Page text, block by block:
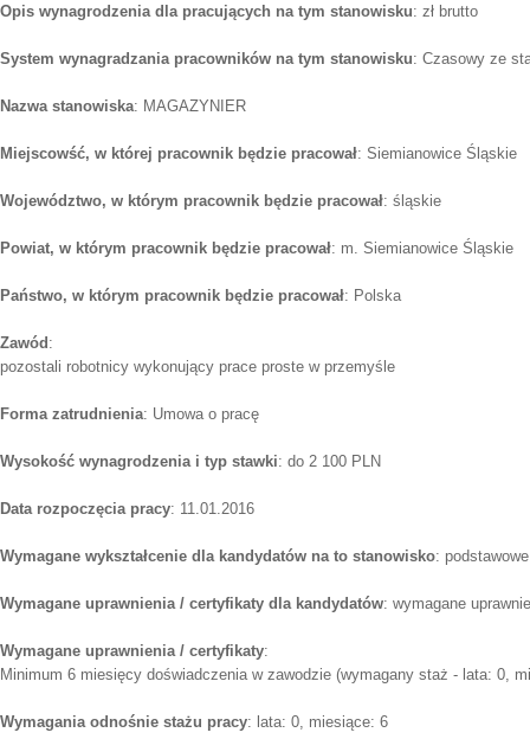
Opis wynagrodzenia dla pracujących na tym stanowisku: zł brutto
System wynagradzania pracowników na tym stanowisku: Czasowy ze
Nazwa stanowiska: MAGAZYNIER
Miejscowść, w której pracownik będzie pracował: Siemianowice Śląskie
Województwo, w którym pracownik będzie pracował: śląskie
Powiat, w którym pracownik będzie pracował: m. Siemianowice Śląskie
Państwo, w którym pracownik będzie pracował: Polska
Zawód:
pozostali robotnicy wykonujący prace proste w przemyśle
Forma zatrudnienia: Umowa o pracę
Wysokość wynagrodzenia i typ stawki: do 2 100 PLN
Data rozpoczęcia pracy: 11.01.2016
Wymagane wykształcenie dla kandydatów na to stanowisko: podstawowe
Wymagane uprawnienia / certyfikaty dla kandydatów: wymagane
Wymagane uprawnienia / certyfikaty:
Minimum 6 miesięcy doświadczenia w zawodzie (wymagany staż - lata: 0,
Wymagania odnośnie stażu pracy: lata: 0, miesiące: 6